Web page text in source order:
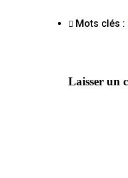
Mots clés :
Laisser un